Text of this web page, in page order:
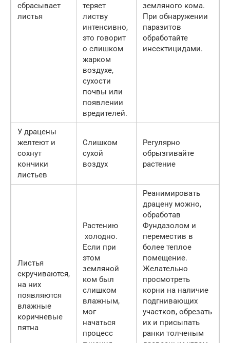
сбрасывает
листья
теряет
листву
интенсивно,
это говорит
о слишком
жарком
воздухе,
сухости
почвы или
появлении
вредителей.
земляного кома.
При обнаружении
паразитов
обработайте
инсектицидами.
У драцены
желтеют и
сохнут
кончики
листьев
Слишком
сухой
воздух
Регулярно
обрызгивайте
растение
Листья
скручиваются,
на них
появляются
влажные
коричневые
пятна
Растению
холодно.
Если при
этом
земляной
ком был
слишком
влажным,
мог
начаться
процесс
Реанимировать
драцену можно,
обработав
Фундазолом и
переместив в
более теплое
помещение.
Желательно
просмотреть
корни на наличие
подгнивающих
участков, обрезать
их и присыпать
ранки толченым